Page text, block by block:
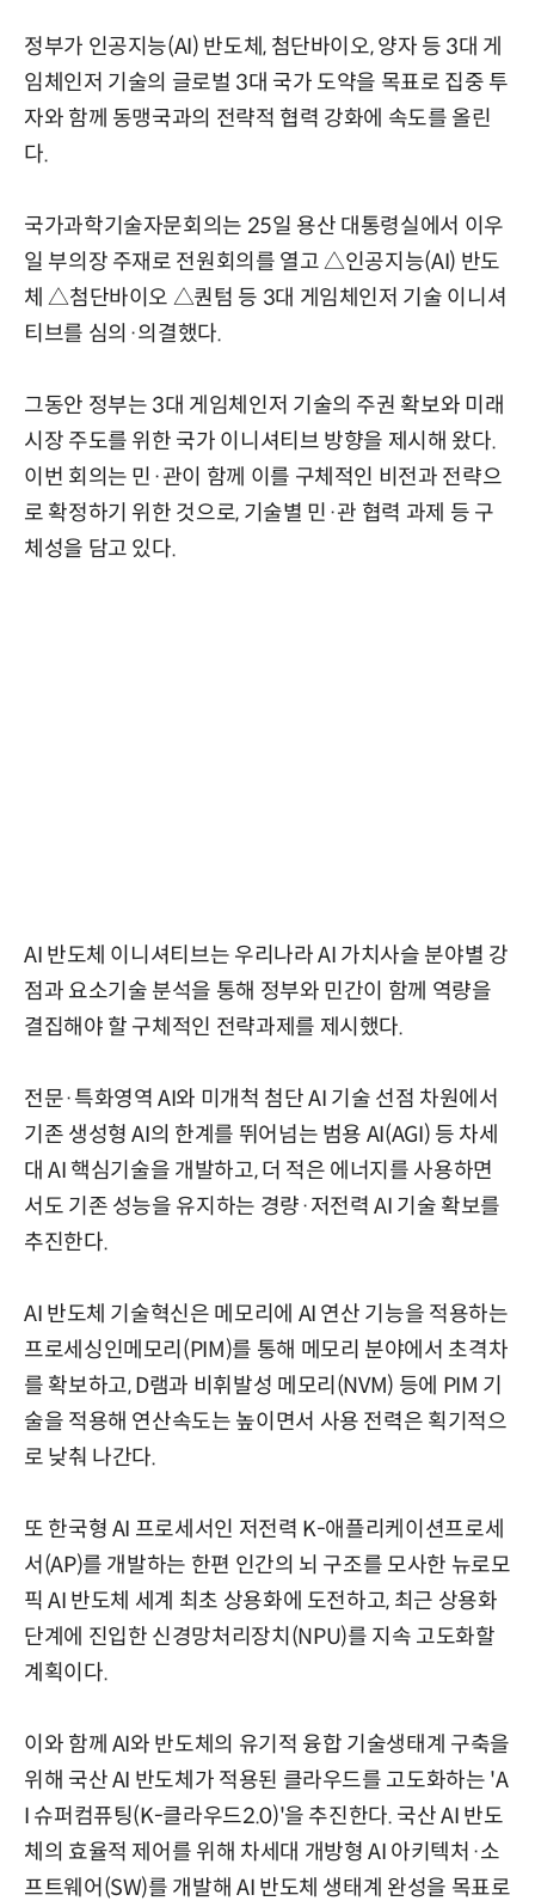
정부가 인공지능(AI) 반도체, 첨단바이오, 양자 등 3대 게
임체인저 기술의 글로벌 3대 국가 도약을 목표로 집중 투
자와 함께 동맹국과의 전략적 협력 강화에 속도를 올린
다.
국가과학기술자문회의는 25일 용산 대통령실에서 이우
일 부의장 주재로 전원회의를 열고 △인공지능(AI) 반도
체 △첨단바이오 △퀀텀 등 3대 게임체인저 기술 이니셔
티브를 심의·의결했다.
그동안 정부는 3대 게임체인저 기술의 주권 확보와 미래
시장 주도를 위한 국가 이니셔티브 방향을 제시해 왔다.
이번 회의는 민·관이 함께 이를 구체적인 비전과 전략으
로 확정하기 위한 것으로, 기술별 민·관 협력 과제 등 구
체성을 담고 있다.
AI 반도체 이니셔티브는 우리나라 AI 가치사슬 분야별 강
점과 요소기술 분석을 통해 정부와 민간이 함께 역량을
결집해야 할 구체적인 전략과제를 제시했다.
전문·특화영역 AI와 미개척 첨단 AI 기술 선점 차원에서
기존 생성형 AI의 한계를 뛰어넘는 범용 AI(AGI) 등 차세
대 AI 핵심기술을 개발하고, 더 적은 에너지를 사용하면
서도 기존 성능을 유지하는 경량·저전력 AI 기술 확보를
추진한다.
AI 반도체 기술혁신은 메모리에 AI 연산 기능을 적용하는
프로세싱인메모리(PIM)를 통해 메모리 분야에서 초격차
를 확보하고, D램과 비휘발성 메모리(NVM) 등에 PIM 기
술을 적용해 연산속도는 높이면서 사용 전력은 획기적으
로 낮춰 나간다.
또 한국형 AI 프로세서인 저전력 K-애플리케이션프로세
서(AP)를 개발하는 한편 인간의 뇌 구조를 모사한 뉴로모
픽 AI 반도체 세계 최초 상용화에 도전하고, 최근 상용화
단계에 진입한 신경망처리장치(NPU)를 지속 고도화할
계획이다.
이와 함께 AI와 반도체의 유기적 융합 기술생태계 구축을
위해 국산 AI 반도체가 적용된 클라우드를 고도화하는 'A
I 슈퍼컴퓨팅(K-클라우드2.0)'을 추진한다. 국산 AI 반도
체의 효율적 제어를 위해 차세대 개방형 AI 아키텍처·소
프트웨어(SW)를 개발해 AI 반도체 생태계 완성을 목표로